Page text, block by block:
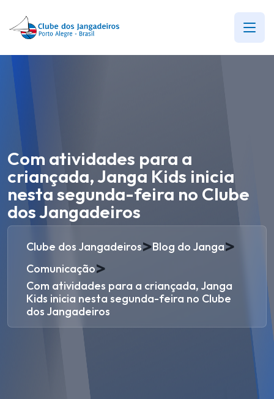
Com atividades para a
criançada, Janga Kids inicia
nesta segunda-feira no Clube
dos Jangadeiros
Clube dos Jangadeiros>Blog do Janga>
Comunicação>
Com atividades para a criançada, Janga
Kids inicia nesta segunda-feira no Clube
dos Jangadeiros